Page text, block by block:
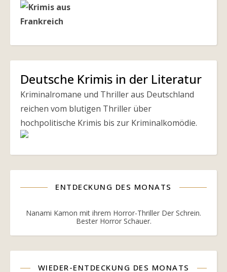
Deutsche Krimis in der Literatur
Kriminalromane und Thriller aus Deutschland
reichen vom blutigen Thriller über
hochpolitische Krimis bis zur Kriminalkomödie.
ENTDECKUNG DES MONATS
Nanami Kamon mit ihrem Horror-Thriller Der Schrein.
Bester Horror Schauer.
WIEDER-ENTDECKUNG DES MONATS